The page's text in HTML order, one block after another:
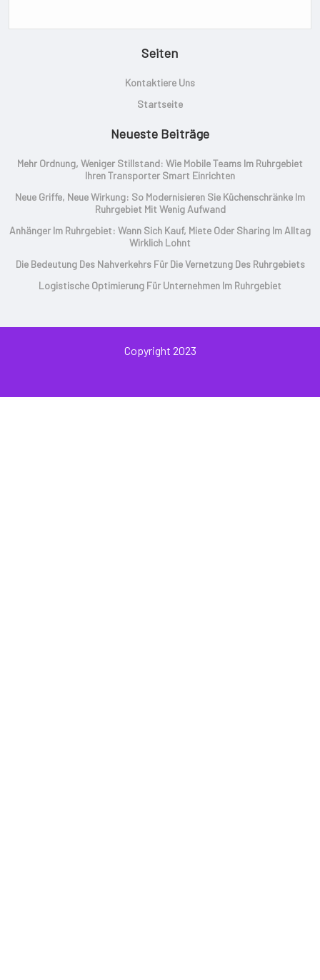
Seiten
Kontaktiere Uns
Startseite
Neueste Beiträge
Mehr Ordnung, Weniger Stillstand: Wie Mobile Teams Im Ruhrgebiet
Ihren Transporter Smart Einrichten
Neue Griffe, Neue Wirkung: So Modernisieren Sie Küchenschränke Im
Ruhrgebiet Mit Wenig Aufwand
Anhänger Im Ruhrgebiet: Wann Sich Kauf, Miete Oder Sharing Im Alltag
Wirklich Lohnt
Die Bedeutung Des Nahverkehrs Für Die Vernetzung Des Ruhrgebiets
Logistische Optimierung Für Unternehmen Im Ruhrgebiet